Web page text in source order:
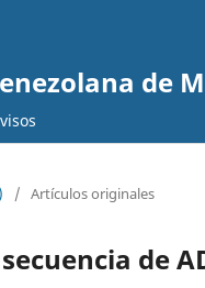
de
/ Artículos originales
de